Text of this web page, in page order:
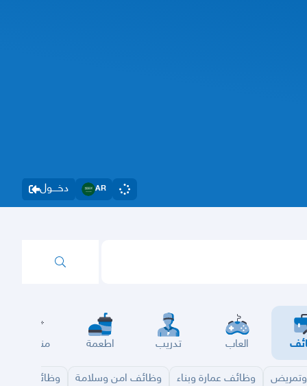
دخــــول AR
العاب تدريب اطعمة مناسبات
وظائف عمارة وبناء وظائف امن وسلامة وظائف